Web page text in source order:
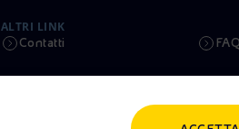
ALTRI LINK
Contatti FAQ